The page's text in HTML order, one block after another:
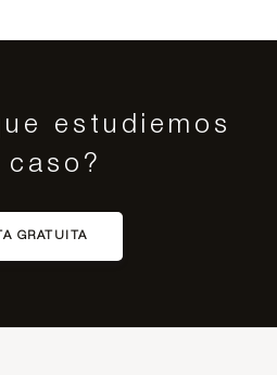
estudiemos
caso?
GRATUITA